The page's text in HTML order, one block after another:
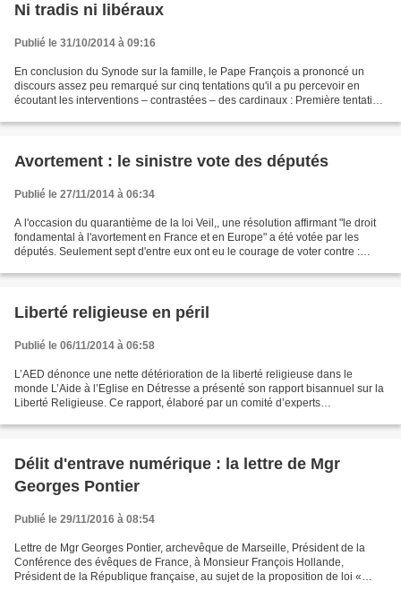
Ni tradis ni libéraux
Publié le 31/10/2014 à 09:16
En conclusion du Synode sur la famille, le Pape François a prononcé un
discours assez peu remarqué sur cinq tentations qu'il a pu percevoir en
écoutant les interventions – contrastées – des cardinaux : Première tentation
Avortement : le sinistre vote des députés
Publié le 27/11/2014 à 06:34
A l'occasion du quarantième de la loi Veil,, une résolution affirmant "le droit
fondamental à l'avortement en France et en Europe" a été votée par les
députés. Seulement sept d'entre eux ont eu le courage de voter contre :
Liberté religieuse en péril
Publié le 06/11/2014 à 06:58
L’AED dénonce une nette détérioration de la liberté religieuse dans le
monde L’Aide à l’Eglise en Détresse a présenté son rapport bisannuel sur la
Liberté Religieuse. Ce rapport, élaboré par un comité d’experts
Délit d'entrave numérique : la lettre de Mgr
Georges Pontier
Publié le 29/11/2016 à 08:54
Lettre de Mgr Georges Pontier, archevêque de Marseille, Président de la
Conférence des évêques de France, à Monsieur François Hollande,
Président de la République française, au sujet de la proposition de loi «